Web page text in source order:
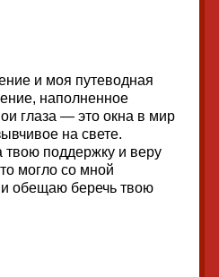
и моя путеводная
наполненное
глаза — это окна в мир
на свете.
твою поддержку и веру
могло со мной
обещаю беречь твою